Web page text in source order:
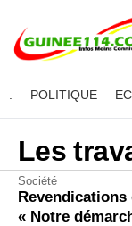
POLITIQUE
Les
Société
« Notre